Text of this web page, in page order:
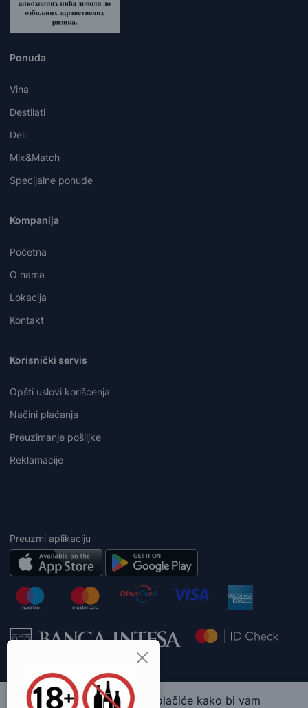
Ova web stranica koristi kolačiće kako bi vam
Ponuda
Vina
Destilati
Deli
Mix&Match
Specijalne ponude
Kompanija
Početna
O nama
Lokacija
Kontakt
Korisnički servis
Opšti uslovi korišćenja
Načini plaćanja
Preuzimanje pošiljke
Reklamacije
Preuzmi aplikaciju